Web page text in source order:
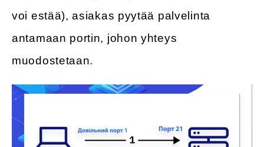
voi estää), asiakas pyytää palvelinta
antamaan portin, johon yhteys
muodostetaan.